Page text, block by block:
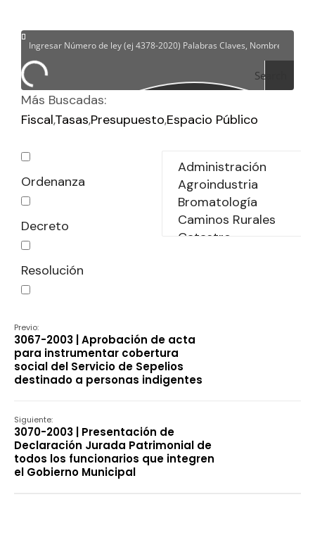
Search
Más Buscadas:
FiscalTasas Presupuesto Espacio Público
Ordenanza
Decreto
Resolución
Previo:
3067-2003 | Aprobación de acta
para instrumentar cobertura
social del Servicio de Sepelios
destinado a personas indigentes
Siguiente:
3070-2003 | Presentación de
Declaración Jurada Patrimonial de
todos los funcionarios que integren
el Gobierno Municipal